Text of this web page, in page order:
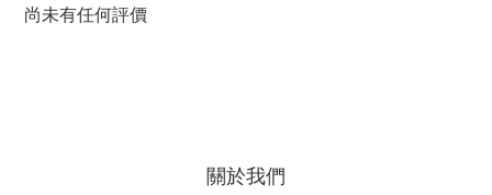
尚未有任何評價
關於我們